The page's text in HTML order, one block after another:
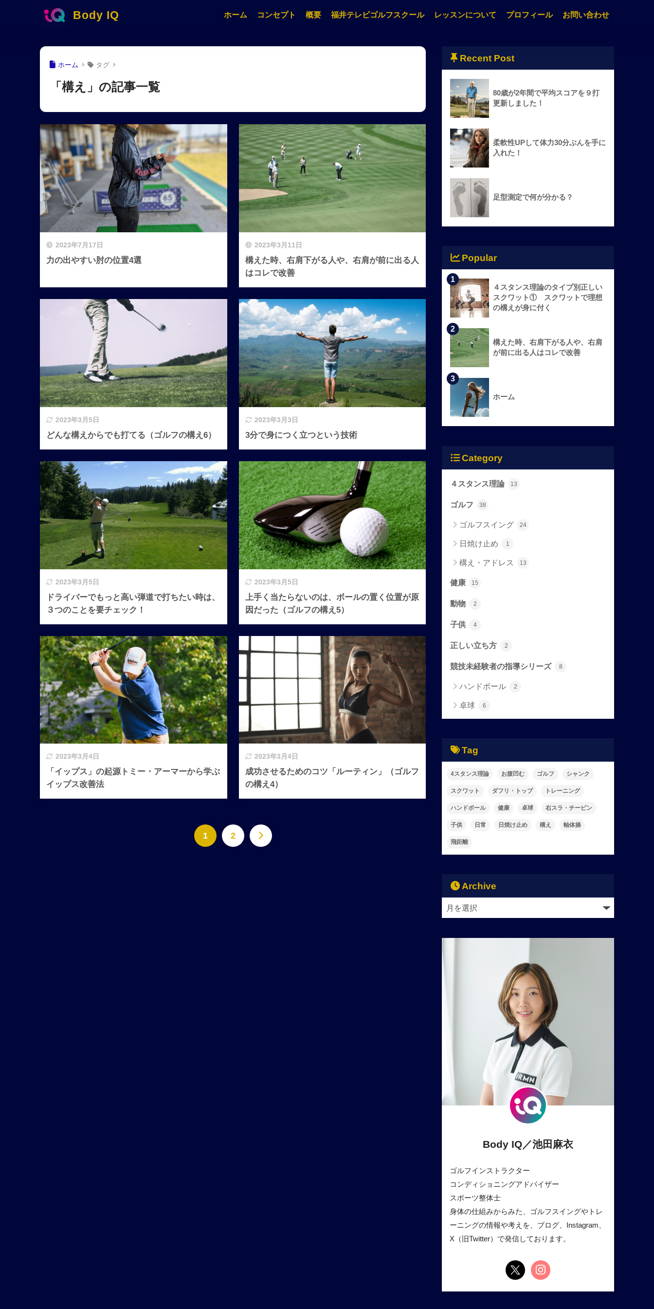
Body IQ ホーム コンセプト 概要 福井テレビゴルフスクール レッスンについて プロフィール お問い合わせ
ホーム タグ
「構え」の記事一覧
2023年7月17日
力の出やすい肘の位置4選
2023年3月11日
構えた時、右肩下がる人や、右肩が前に出る人
はコレで改善
2023年3月5日
どんな構えからでも打てる（ゴルフの構え6）
2023年3月3日
3分で身につく立つという技術
2023年3月5日
ドライバーでもっと高い弾道で打ちたい時は、
３つのことを要チェック！
2023年3月5日
上手く当たらないのは、ボールの置く位置が原
因だった（ゴルフの構え5）
2023年3月4日
「イップス」の起源トミー・アーマーから学ぶ
イップス改善法
2023年3月4日
成功させるためのコツ「ルーティン」（ゴルフ
の構え4）
1 2
Recent Post
80歳が2年間で平均スコアを９打
更新しました！
柔軟性UPして体力30分ぶんを手に
入れた！
足型測定で何が分かる？
Popular
1
４スタンス理論のタイプ別正しい
スクワット① スクワットで理想
の構えが身に付く
2
構えた時、右肩下がる人や、右肩
が前に出る人はコレで改善
3
ホーム
Category
４スタンス理論 13
ゴルフ 38
ゴルフスイング 24
日焼け止め 1
構え・アドレス 13
健康 15
動物 2
子供 4
正しい立ち方 2
競技未経験者の指導シリーズ 8
ハンドボール 2
卓球 6
Tag
4スタンス理論 お腹凹む ゴルフ シャンク
スクワット ダフリ・トップ トレーニング
ハンドボール 健康 卓球 右スラ・チーピン
子供 日常 日焼け止め 構え 軸体操
飛距離
Archive
Body IQ／池田麻衣
ゴルフインストラクター
コンディショニングアドバイザー
スポーツ整体士
身体の仕組みからみた、ゴルフスイングやトレ
ーニングの情報や考えを、ブログ、Instagram、
X（旧Twitter）で発信しております。